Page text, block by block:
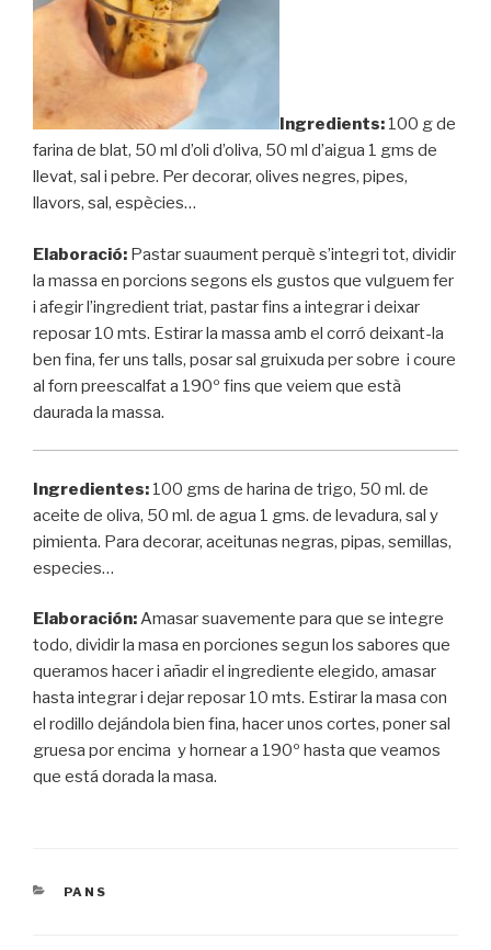
Ingredients: 100 g de
farina de blat, 50 ml d’oli d’oliva, 50 ml d’aigua 1 gms de
llevat, sal i pebre. Per decorar, olives negres, pipes,
llavors, sal, espècies…
Elaboració: Pastar suaument perquè s’integri tot, dividir
la massa en porcions segons els gustos que vulguem fer
i afegir l’ingredient triat, pastar fins a integrar i deixar
reposar 10 mts. Estirar la massa amb el corró deixant-la
ben fina, fer uns talls, posar sal gruixuda per sobre i coure
al forn preescalfat a 190º fins que veiem que està
daurada la massa.
Ingredientes: 100 gms de harina de trigo, 50 ml. de
aceite de oliva, 50 ml. de agua 1 gms. de levadura, sal y
pimienta. Para decorar, aceitunas negras, pipas, semillas,
especies…
Elaboración:Amasar suavemente para que se integre
todo, dividir la masa en porciones segun los sabores que
queramos hacer i añadir el ingrediente elegido, amasar
hasta integrar i dejar reposar 10 mts. Estirar la masa con
el rodillo dejándola bien fina, hacer unos cortes, poner sal
gruesa por encima y hornear a 190º hasta que veamos
que está dorada la masa.
CATEGORÍAS
PANS